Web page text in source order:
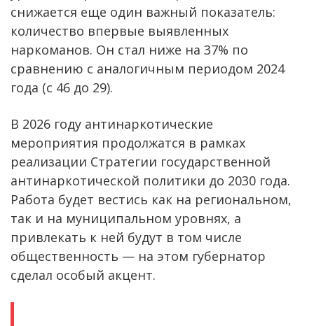
снижается еще один важный показатель:
количество впервые выявленных
наркоманов. Он стал ниже на 37% по
сравнению с аналогичным периодом 2024
года (с 46 до 29).
В 2026 году антинаркотические
мероприятия продолжатся в рамках
реализации Стратегии государственной
антинаркотической политики до 2030 года.
Работа будет вестись как на региональном,
так и на муниципальном уровнях, а
привлекать к ней будут в том числе
общественность — на этом губернатор
сделал особый акцент.